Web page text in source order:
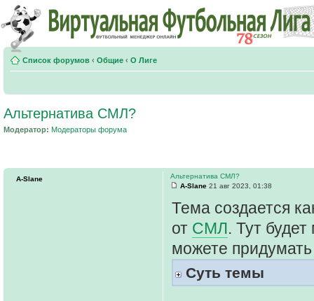
Список форумов ‹ Общие ‹ О Лиге
Альтернатива СМЛ?
Модератор: Модераторы форума
Альтернатива СМЛ?
A-Slane 21 авг 2023, 01:38
Тема создается
от СМЛ. Тут
можете
Суть темы
A-Slane